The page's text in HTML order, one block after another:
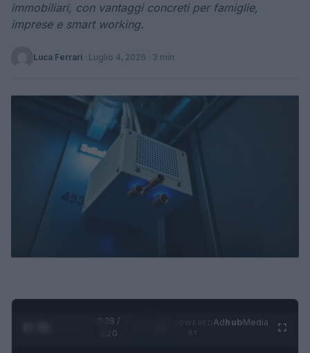
immobiliari, con vantaggi concreti per famiglie,
imprese e smart working.
Luca Ferrari · Luglio 4, 2026 · 3 min
0:29 /
1:20
AdhubMedia